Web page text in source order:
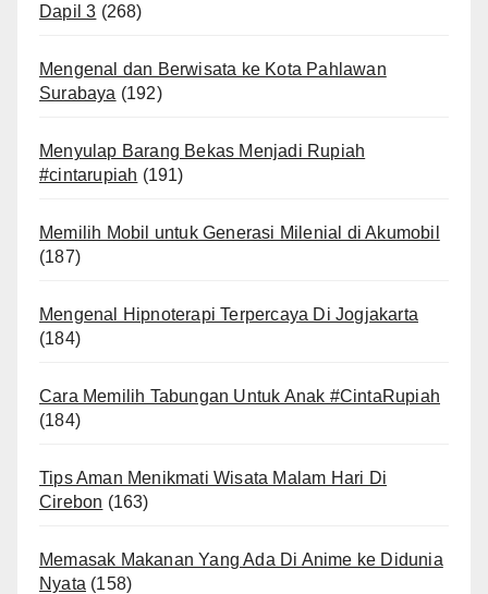
Dapil 3 (268)
Mengenal dan Berwisata ke Kota Pahlawan
Surabaya (192)
Menyulap Barang Bekas Menjadi Rupiah
#cintarupiah (191)
Memilih Mobil untuk Generasi Milenial di Akumobil
(187)
Mengenal Hipnoterapi Terpercaya Di Jogjakarta
(184)
Cara Memilih Tabungan Untuk Anak #CintaRupiah
(184)
Tips Aman Menikmati Wisata Malam Hari Di
Cirebon (163)
Memasak Makanan Yang Ada Di Anime ke Didunia
Nyata (158)